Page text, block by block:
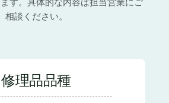
す。具体的な内容は担当営業にご
相談ください。
修理品品種